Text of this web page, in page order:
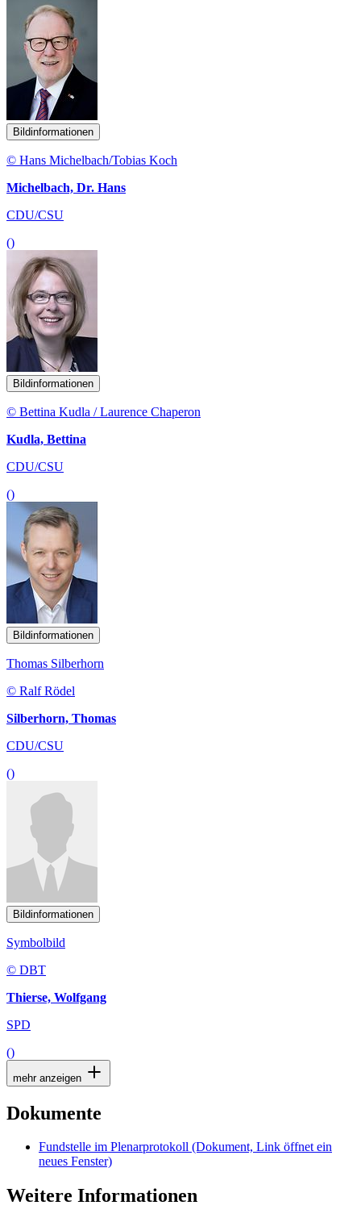
Bildinformationen
© Hans Michelbach/Tobias Koch
Michelbach, Dr. Hans
CDU/CSU
()
Bildinformationen
© Bettina Kudla / Laurence Chaperon
Kudla, Bettina
CDU/CSU
()
Bildinformationen
Thomas Silberhorn
© Ralf Rödel
Silberhorn, Thomas
CDU/CSU
()
Bildinformationen
Symbolbild
© DBT
Thierse, Wolfgang
SPD
()
mehr anzeigen
Dokumente
Fundstelle im Plenarprotokoll (Dokument, Link öffnet ein
neues Fenster)
Weitere Informationen